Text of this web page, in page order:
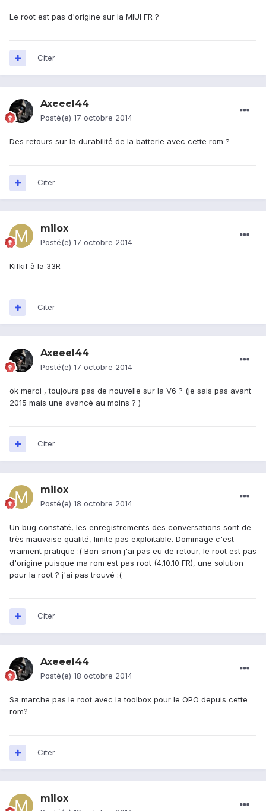
Le root est pas d'origine sur la MIUI FR ?
Citer
Axeeel44
Posté(e) 17 octobre 2014
Des retours sur la durabilité de la batterie avec cette rom ?
Citer
milox
Posté(e) 17 octobre 2014
Kifkif à la 33R
Citer
Axeeel44
Posté(e) 17 octobre 2014
ok merci , toujours pas de nouvelle sur la V6 ? (je sais pas avant
2015 mais une avancé au moins ? )
Citer
milox
Posté(e) 18 octobre 2014
Un bug constaté, les enregistrements des conversations sont de
très mauvaise qualité, limite pas exploitable. Dommage c'est
vraiment pratique :( Bon sinon j'ai pas eu de retour, le root est pas
d'origine puisque ma rom est pas root (4.10.10 FR), une solution
pour la root ? j'ai pas trouvé :(
Citer
Axeeel44
Posté(e) 18 octobre 2014
Sa marche pas le root avec la toolbox pour le OPO depuis cette
rom?
Citer
milox